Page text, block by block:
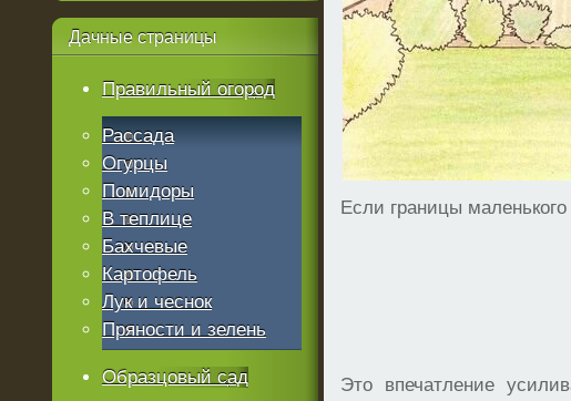
Если границы
Это впечатление
Дачные страницы
Правильный огород
Рассада
Огурцы
Помидоры
В теплице
Бахчевые
Картофель
Лук и чеснок
Пряности и зелень
Образцовый сад